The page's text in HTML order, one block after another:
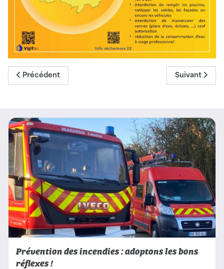
Article précédent : Il fait bon grandir à Plestin
Précédent Article
Suivant
Prévention des incendies : adoptons les bons
réflexes !